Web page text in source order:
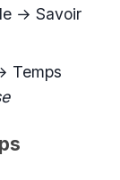
→ Savoir
Temps